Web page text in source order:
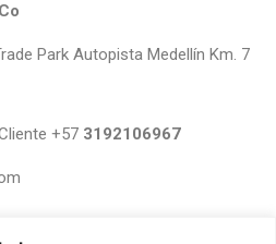
Park Autopista Medellín Km. 7
+57 3192106967